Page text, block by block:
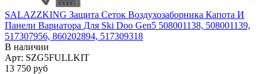
SALAZZKING Защита Сеток Воздухозаборника Капота И
Панели Вариатора Для Ski Doo Gen5 508001138, 508001139,
517307956, 860202894, 517309318
В наличии
Арт: SZG5FULLKIT
13 750 руб